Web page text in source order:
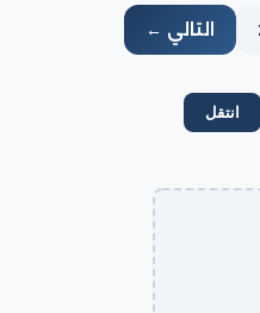
التالي ←
انتقل